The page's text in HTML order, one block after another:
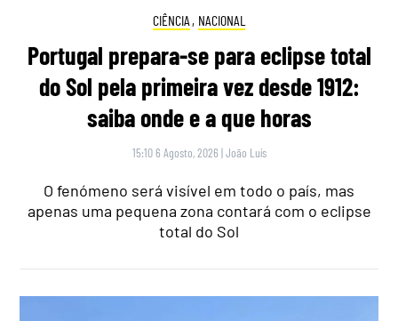
CIÊNCIA , NACIONAL
Portugal prepara-se para eclipse total
do Sol pela primeira vez desde 1912:
saiba onde e a que horas
15:10 6 Agosto, 2026 |João Luís
O fenómeno será visível em todo o país, mas
apenas uma pequena zona contará com o eclipse
total do Sol